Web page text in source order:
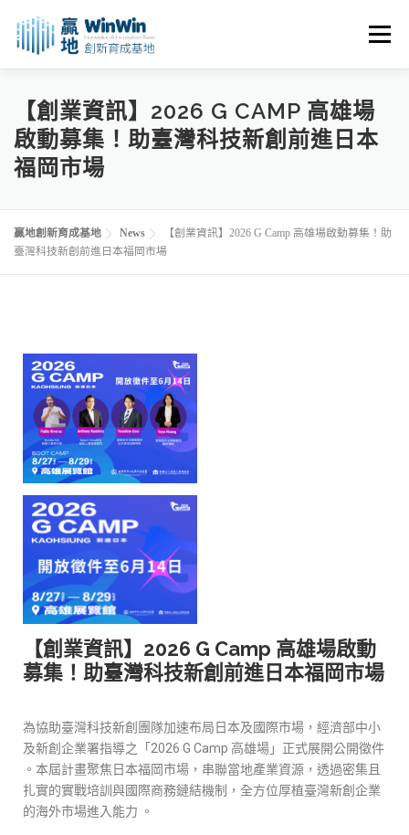
選單
關於我們 最新消息 創業資源 創業諮詢
進駐申請
【創業資訊】2026 G CAMP 高雄場
啟動募集！助臺灣科技新創前進日本
福岡市場
贏地創新育成基地 News
【創業資訊】2026 G Camp 高雄場啟動募集！助
臺灣科技新創前進日本福岡市場
【創業資訊】2026 G Camp 高雄場啟動
募集！助臺灣科技新創前進日本福岡市場
為協助臺灣科技新創團隊加速布局日本及國際市場，經濟部中小
及新創企業署指導之「2026 G Camp 高雄場」正式展開公開徵件
。本屆計畫聚焦日本福岡市場，串聯當地產業資源，透過密集且
扎實的實戰培訓與國際商務鏈結機制，全方位厚植臺灣新創企業
的海外市場進入能力 。